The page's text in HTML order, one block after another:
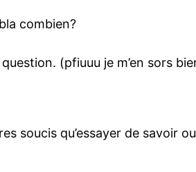
combien?
(pfiuuu je m’en sors
soucis qu’essayer de savoir